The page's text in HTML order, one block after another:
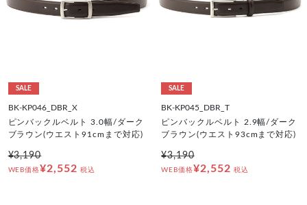
SALE
BK-KP046_DBR_X
ピンバックルベルト 3.0幅/ダーク
ブラウン(ウエスト91cmまで対応)
¥3,190
WEB価格¥2,552 税込
SALE
BK-KP045_DBR_T
ピンバックルベルト 2.9幅/ダーク
ブラウン(ウエスト93cmまで対応)
¥3,190
WEB価格¥2,552 税込